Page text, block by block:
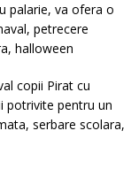
palarie, va ofera o
petrecere
halloween
copii Pirat cu
potrivite pentru un
serbare scolara,